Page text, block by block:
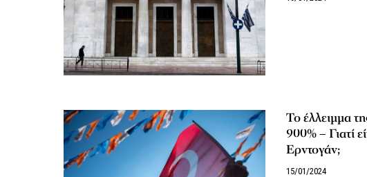
Το έλλειμμα
900% – Γιατί
Ερντογάν;
15/01/2024